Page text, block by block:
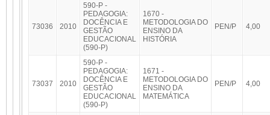
73036 2010
590-P -
PEDAGOGIA:
DOCÊNCIA E
GESTÃO
EDUCACIONAL
(590-P)
1670 -
METODOLOGIA DO
ENSINO DA
HISTÓRIA
PEN/P 4,00
73037 2010
590-P -
PEDAGOGIA:
DOCÊNCIA E
GESTÃO
EDUCACIONAL
(590-P)
1671 -
METODOLOGIA DO
ENSINO DA
MATEMÁTICA
PEN/P 4,00